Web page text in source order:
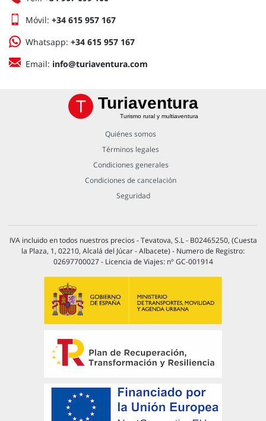
Móvil: +34 615 957 167
Whatsapp: +34 615 957 167
Email: info@turiaventura.com
Turiaventura
Turismo rural y multiaventura
Quiénes somos
Términos legales
Condiciones generales
Condiciones de cancelación
Seguridad
IVA incluido en todos nuestros precios - Tevatova, S.L - B02465250, (Cuesta
la Plaza, 1, 02210, Alcalá del Júcar - Albacete) - Numero de Registro:
02697700027 - Licencia de Viajes: nº GC-001914